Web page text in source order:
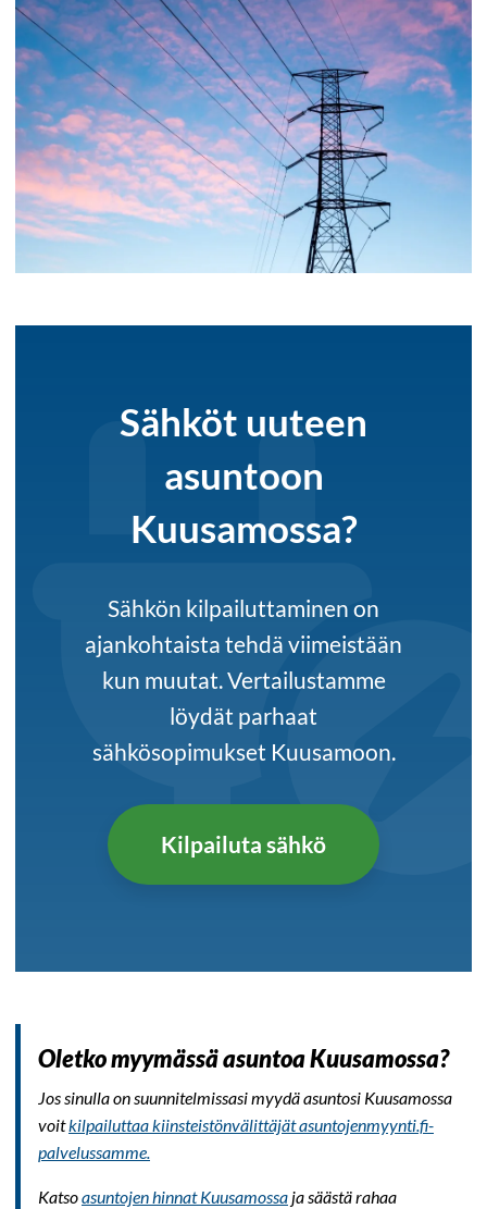
Sähköt uuteen
asuntoon
Kuusamossa?
Sähkön kilpailuttaminen on
ajankohtaista tehdä viimeistään
kun muutat. Vertailustamme
löydät parhaat
sähkösopimukset Kuusamoon.
Kilpailuta sähkö
Oletko myymässä asuntoa Kuusamossa?
Jos sinulla on suunnitelmissasi myydä asuntosi Kuusamossa
voitkilpailuttaa kiinsteistönvälittäjät asuntojenmyynti.fi-
palvelussamme.
Katsoasuntojen hinnat Kuusamossa ja säästä rahaa